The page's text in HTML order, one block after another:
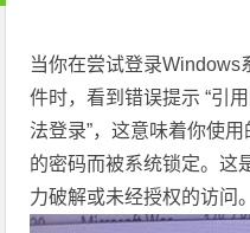
当你在尝试登录Windows
件时，看到错误提示 “引
法登录”，这意味着你使
的密码而被系统锁定。这
力破解或未经授权的访问。